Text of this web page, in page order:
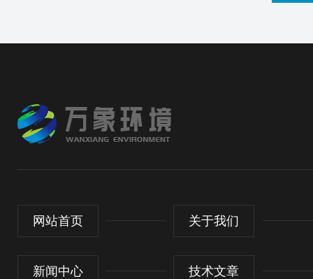
网站首页 关于我们
新闻中心 技术文章